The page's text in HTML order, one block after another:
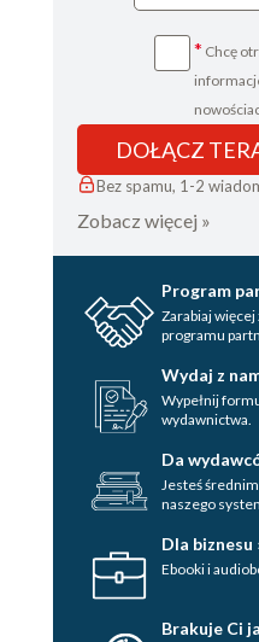
* Chcę
DOŁĄCZ
Bez spamu, 1-2
Zobacz więcej »
Program
Zarabiaj więcej
programu
Wydaj z
Wypełnij
wydawnictwa.
Da
Jesteś
naszego
Dla biznesu
Ebooki i
Brakuje Ci